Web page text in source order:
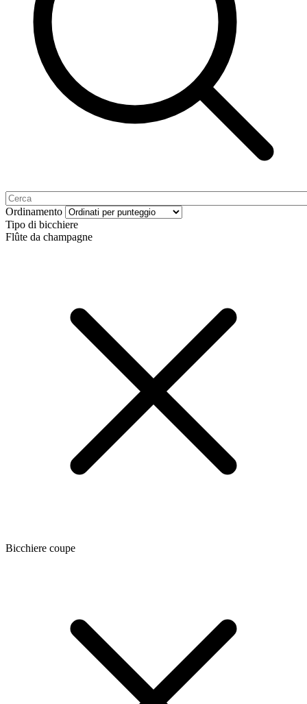
Ordinamento
Tipo di bicchiere
Flûte da champagne
Bicchiere coupe